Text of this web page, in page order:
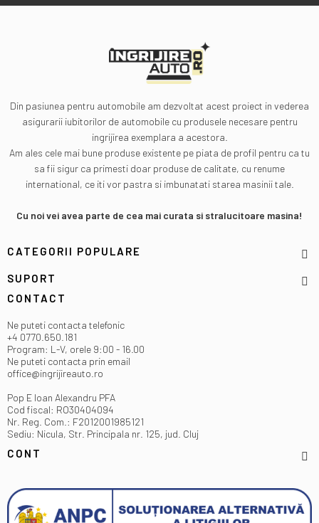
Din pasiunea pentru automobile am dezvoltat acest proiect in vederea
asigurarii iubitorilor de automobile cu produsele necesare pentru
ingrijirea exemplara a acestora.
Am ales cele mai bune produse existente pe piata de profil pentru ca tu
sa fii sigur ca primesti doar produse de calitate, cu renume
international, ce iti vor pastra si imbunatati starea masinii tale.
Cu noi vei avea parte de cea mai curata si stralucitoare masina!
CATEGORII POPULARE
SUPORT
CONTACT
Ne puteti contacta telefonic
+4 0770.650.181
Program: L-V, orele 9:00 - 16.00
Ne puteti contacta prin email
office@ingrijireauto.ro
Pop E Ioan Alexandru PFA
Cod fiscal: RO30404094
Nr. Reg. Com.: F2012001985121
Sediu: Nicula, Str. Principala nr. 125, jud. Cluj
CONT